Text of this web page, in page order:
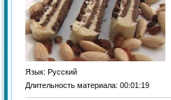
Язык: Русский
Длительность материала: 00:01:19